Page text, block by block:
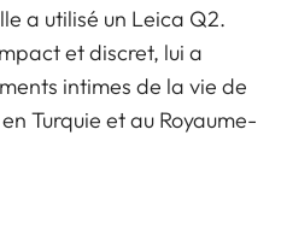
a utilisé un Leica Q2.
et discret, lui a
intimes de la vie de
Turquie et au Royaume-